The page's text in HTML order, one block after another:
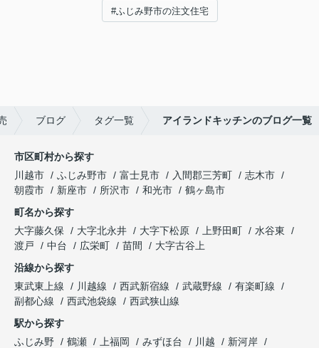
#ふじみ野市の注文住宅
ブログ タグ一覧 アイランドキッチンのブログ一覧
市区町村から探す
川越市
ふじみ野市 富士見市 入間郡三芳町
志木市
朝霞市
新座市 所沢市 和光市
鶴ヶ島市
町名から探す
大字藤久保
大字北永井 大字下松原 上野田町
水谷東
渡戸
中台 広栄町 苗間
大字古谷上
沿線から探す
東武東上線
川越線 西武新宿線 武蔵野線
有楽町線
副都心線
西武池袋線
西武狭山線
駅から探す
ふじみ野
鶴瀬 上福岡 みずほ台 川越
新河岸